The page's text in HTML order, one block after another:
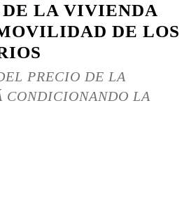
LA VIVIENDA
DE LOS
PRECIO DE LA
CONDICIONANDO LA